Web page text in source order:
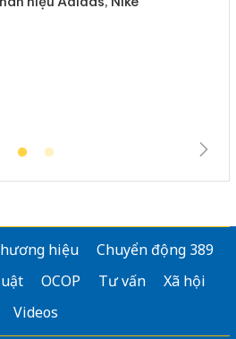
hiệu
Chuyển động 389
OCOP Tư vấn
Xã hội
Videos